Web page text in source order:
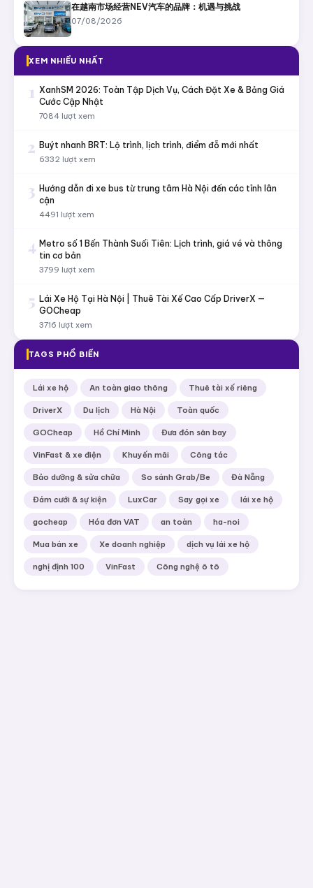
在越南市场经营NEV汽车的品牌：机遇与挑战
07/08/2026
XEM NHIỀU NHẤT
1 XanhSM 2026: Toàn Tập Dịch Vụ, Cách Đặt Xe & Bảng Giá
Cước Cập Nhật
7084 lượt xem
2 Buýt nhanh BRT: Lộ trình, lịch trình, điểm đỗ mới nhất
6332 lượt xem
3 Hướng dẫn đi xe bus từ trung tâm Hà Nội đến các tỉnh lân
cận
4491 lượt xem
4 Metro số 1 Bến Thành Suối Tiên: Lịch trình, giá vé và thông
tin cơ bản
3799 lượt xem
5 Lái Xe Hộ Tại Hà Nội | Thuê Tài Xế Cao Cấp DriverX —
GOCheap
3716 lượt xem
TAGS PHỔ BIẾN
Lái xe hộ An toàn giao thông Thuê tài xế riêng
DriverX Du lịch Hà Nội Toàn quốc
GOCheap Hồ Chí Minh Đưa đón sân bay
VinFast & xe điện Khuyến mãi Công tác
Bảo dưỡng & sửa chữa So sánh Grab/Be Đà Nẵng
Đám cưới & sự kiện LuxCar Say gọi xe lái xe hộ
gocheap Hóa đơn VAT an toàn ha-noi
Mua bán xe Xe doanh nghiệp dịch vụ lái xe hộ
nghị định 100 VinFast Công nghệ ô tô